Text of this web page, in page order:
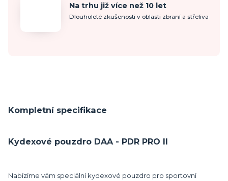
Na trhu již více než 10 let
Dlouholeté zkušenosti v oblasti zbraní a střeliva
Kompletní specifikace
Kydexové pouzdro DAA - PDR PRO II
Nabízíme vám speciální kydexové pouzdro pro sportovní